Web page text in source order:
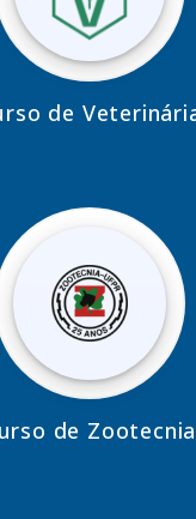
de
de Zootecnia